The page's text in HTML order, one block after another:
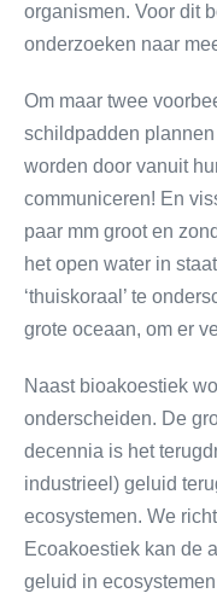
organismen. Voor dit
onderzoeken naar
Om maar twee
schildpadden
worden door vanuit
communiceren! En
paar mm groot en
het open water in
‘thuiskoraal’ te
grote oceaan, om er
Naast bioakoestiek
onderscheiden. De
decennia is het
industrieel) geluid
ecosystemen. We
Ecoakoestiek kan de
geluid in